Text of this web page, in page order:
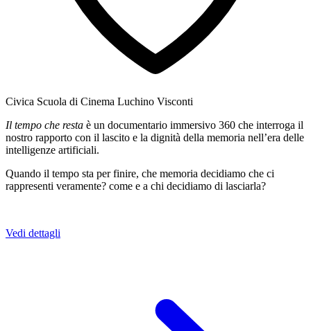
Civica Scuola di Cinema Luchino Visconti
Il tempo che resta è un documentario immersivo 360 che interroga il
nostro rapporto con il lascito e la dignità della memoria nell’era delle
intelligenze artificiali.
Quando il tempo sta per finire, che memoria decidiamo che ci
rappresenti veramente? come e a chi decidiamo di lasciarla?
Vedi dettagli